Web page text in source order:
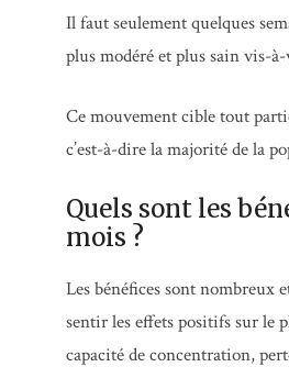
Il faut seulement quelques
plus modéré et plus sain vis-
Ce mouvement cible tout
c’est-à-dire la majorité de la
Quels sont les
mois ?
Les bénéfices sont nombreux
sentir les effets positifs sur le
capacité de concentration,